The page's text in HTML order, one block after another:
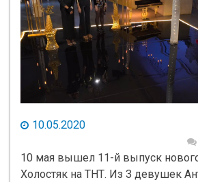
10.05.2020
10 мая вышел 11-й выпуск
Холостяк на ТНТ. Из 3 девушек